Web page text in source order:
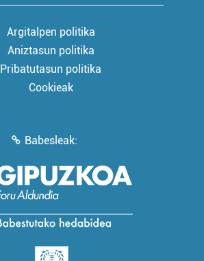
Argitalpen politika
Aniztasun politika
Pribatutasun politika
Cookieak
Babesleak: